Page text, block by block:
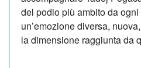
del podio più ambito da
un’emozione diversa,
la dimensione raggiunta da